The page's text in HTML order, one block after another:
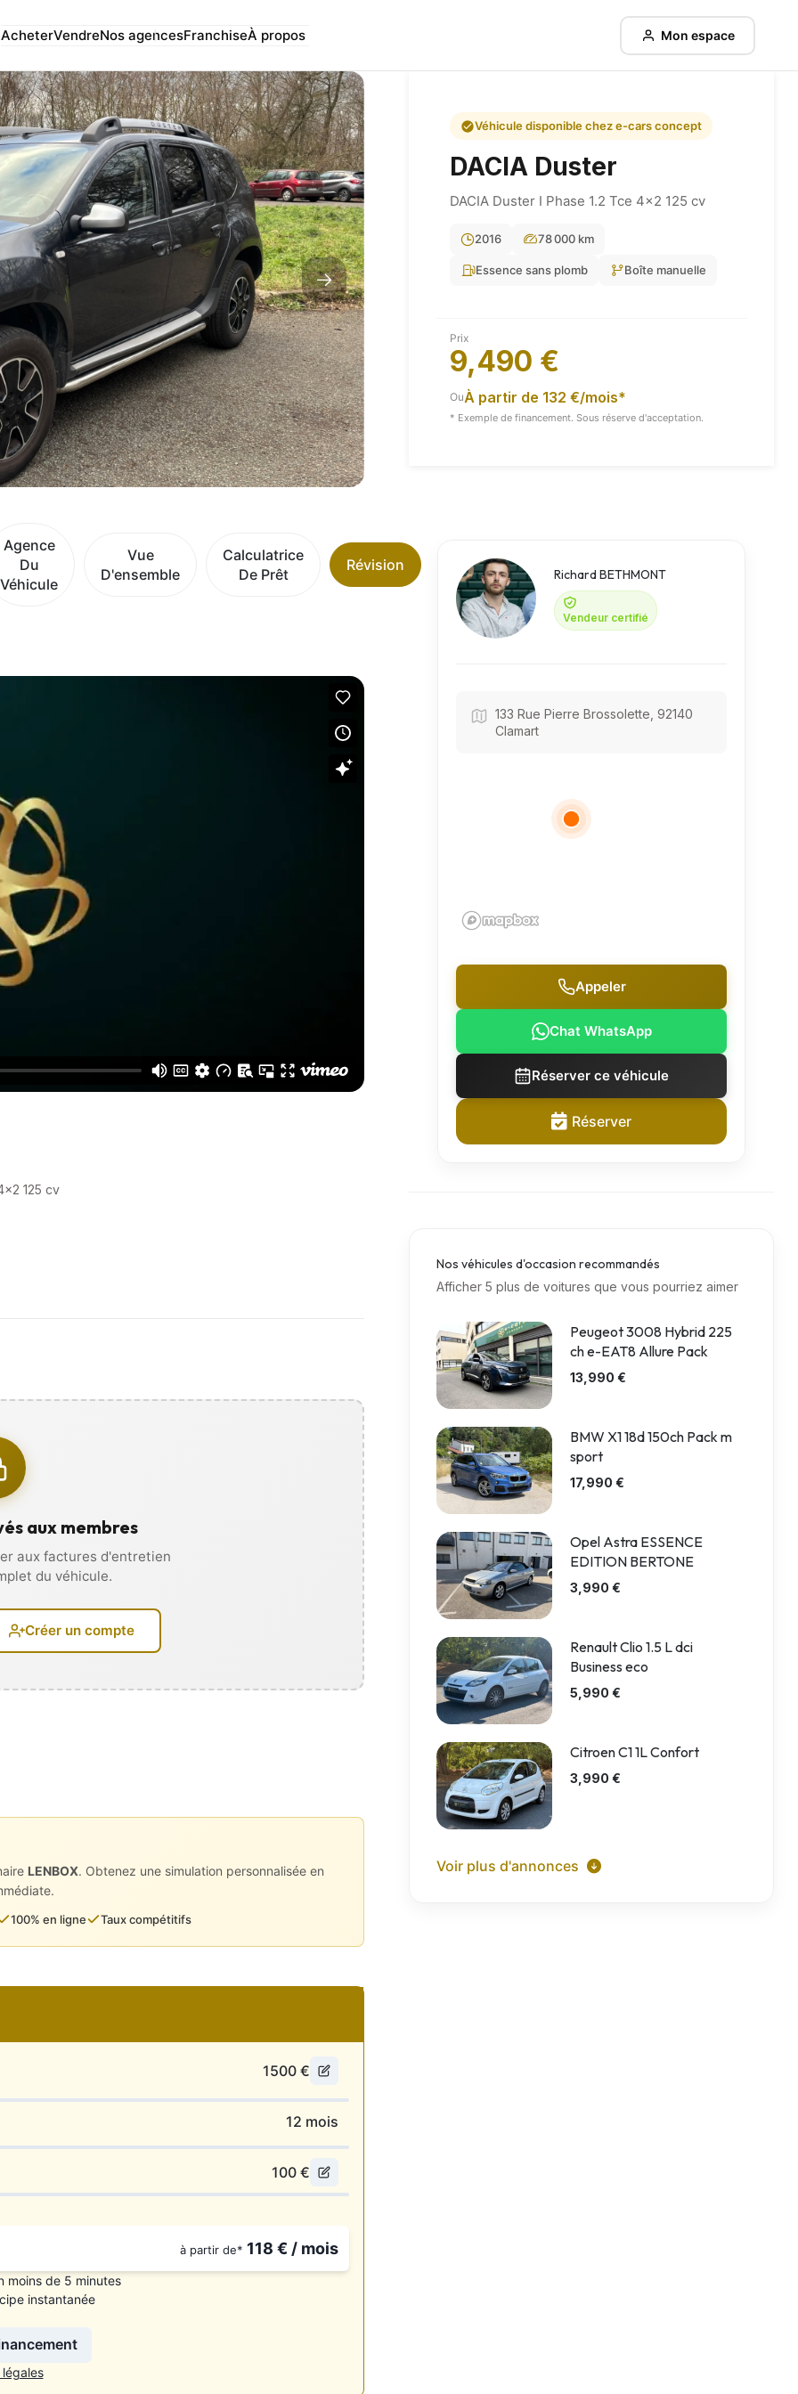
AcheterVendreNos agencesFranchiseÀ propos Mon espace
Agence
Du
Véhicule
Vue
D'ensemble
Calculatrice
De Prêt
Révision
125 cv
véhicule sous tous ses angles grâce à des photos,
sans vous déplacer !
le numéro”.
carburant, édition de votre carte grise (hors chevaux
aux membres
aux factures d'entretien
du véhicule.
Créer un compte
LENBOX. Obtenez une simulation personnalisée en
100% en ligne Taux compétitifs
1500 €
12 mois
100 €
à partir de* 118 € / mois
moins de 5 minutes
instantanée
Véhicule disponible chez e-cars concept
DACIA Duster
DACIA Duster I Phase 1.2 Tce 4×2 125 cv
2016 78 000 km
Essence sans plomb Boîte manuelle
Prix
9,490 €
OuÀ partir de 132 €/mois*
* Exemple de financement. Sous réserve d'acceptation.
Richard BETHMONT
Vendeur certifié
133 Rue Pierre Brossolette, 92140
Clamart
Appeler
Chat WhatsApp
Réserver ce véhicule
Réserver
Nos véhicules d'occasion recommandés
Afficher 5 plus de voitures que vous pourriez aimer
Peugeot 3008 Hybrid 225
ch e-EAT8 Allure Pack
13,990 €
BMW X1 18d 150ch Pack m
sport
17,990 €
Opel Astra ESSENCE
EDITION BERTONE
3,990 €
Renault Clio 1.5 L dci
Business eco
5,990 €
Citroen C1 1L Confort
3,990 €
Voir plus d'annonces